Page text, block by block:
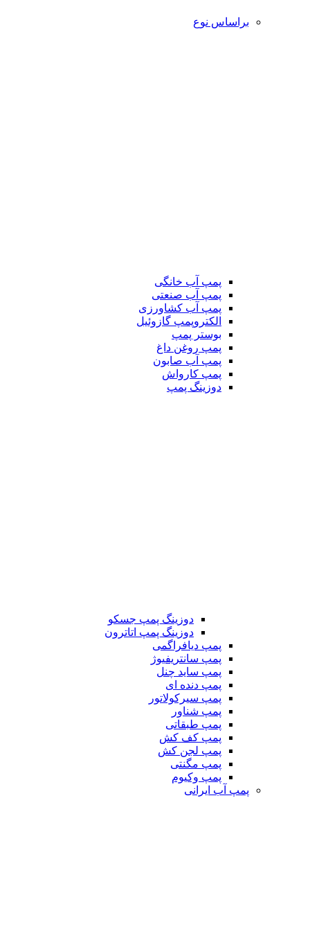
براساس نوع
پمپ آب خانگی
پمپ آب صنعتی
پمپ آب کشاورزی
الکتروپمپ گازوئیل
بوستر پمپ
پمپ روغن داغ
پمپ آب صابون
پمپ کارواش
دوزینگ پمپ
دوزینگ پمپ جسکو
دوزینگ پمپ اتاترون
پمپ دیافراگمی
پمپ سانتریفیوژ
پمپ ساید چنل
پمپ دنده ای
پمپ سیرکولاتور
پمپ شناور
پمپ طبقاتی
پمپ کف کش
پمپ لجن کش
پمپ مگنتی
پمپ وکیوم
پمپ آب ایرانی